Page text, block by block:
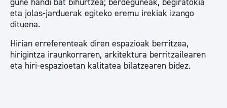
eta jolas-jarduerak egiteko eremu irekiak izango
dituena.
Hirian erreferenteak diren espazioak berritzea,
hirigintza iraunkorraren, arkitektura berritzailearen
eta hiri-espazioetan kalitatea bilatzearen bidez.